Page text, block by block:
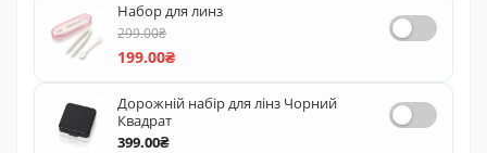
Набор для линз
299.00₴
199.00₴
Дорожній набір для лінз Чорний
Квадрат
399.00₴